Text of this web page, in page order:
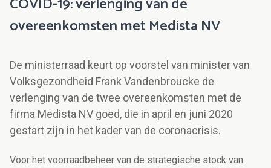
overeenkomsten met Medista NV
De ministerraad keurt op voorstel van minister van
Volksgezondheid Frank Vandenbroucke de
verlenging van de twee overeenkomsten met de
firma Medista NV goed, die in april en juni 2020
gestart zijn in het kader van de coronacrisis.
Voor het voorraadbeheer van de strategische stock van